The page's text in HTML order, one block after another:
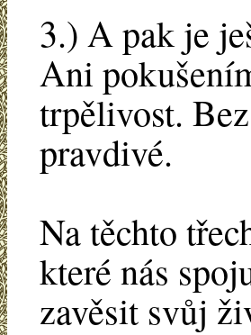
3.) A pak je
Ani
trpělivost.
pravdivé.
Na těchto
které nás
zavěsit svůj